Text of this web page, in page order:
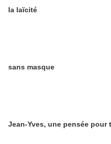
la laïcité
sans masque
Jean-Yves, une pensée pour